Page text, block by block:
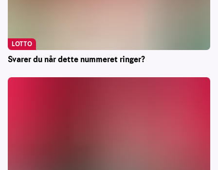
Svarer du når dette nummeret ringer?
LOTTO